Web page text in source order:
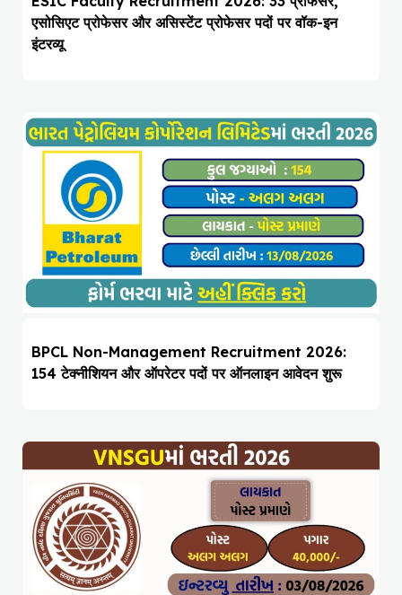
एसोसिएट प्रोफेसर और असिस्टेंट प्रोफेसर पदों पर वॉक-इन
इंटरव्यू
BPCL Non-Management Recruitment 2026:
154 टेक्नीशियन और ऑपरेटर पदों पर ऑनलाइन आवेदन शुरू